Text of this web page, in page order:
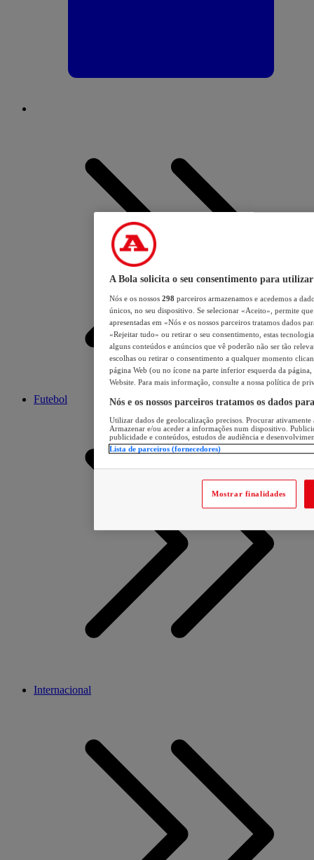
Futebol
Internacional
A Bola solicita o seu consentimento para utilizar
Nós e os nossos 298 parceiros armazenamos e acedemos a
únicos, no seu dispositivo. Se selecionar «Aceito», permite
apresentadas em «Nós e os nossos parceiros tratamos dados
«Rejeitar tudo» ou retirar o seu consentimento, estas
alguns conteúdos e anúncios que vê poderão não ser tão
escolhas ou retirar o consentimento a qualquer momento
página Web (ou no ícone na parte inferior esquerda da página,
Website. Para mais informação, consulte a nossa política de
Nós e os nossos parceiros tratamos os dados
Utilizar dados de geolocalização precisos. Procurar
Armazenar e/ou aceder a informações num dispositivo.
publicidade e conteúdos, estudos de audiência e
Lista de parceiros (fornecedores)
Mostrar finalidades